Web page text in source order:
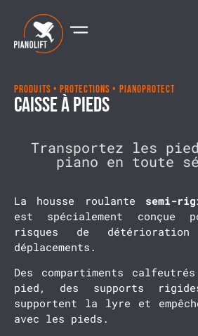
Produits • Protections • Pianoprotect
Caisse à pieds
Transportez les
piano en toute
La housse roulante semi-
est spécialement
risques de
déplacements.
Des compartiments
pied, des supports
supportent la lyre et
avec les pieds.